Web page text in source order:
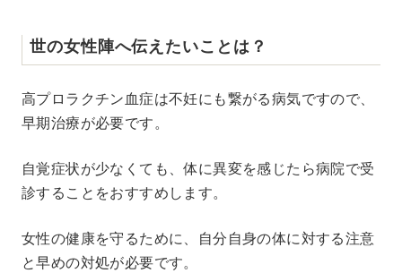
世の女性陣へ伝えたいことは？
高プロラクチン血症は不妊にも繋がる病気ですので、
早期治療が必要です。
自覚症状が少なくても、体に異変を感じたら病院で受
診することをおすすめします。
女性の健康を守るために、自分自身の体に対する注意
と早めの対処が必要です。